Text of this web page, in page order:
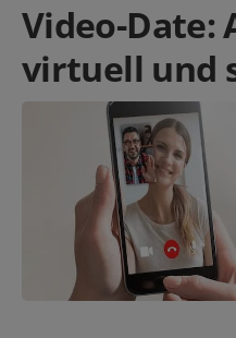
Video-Date:
virtuell und